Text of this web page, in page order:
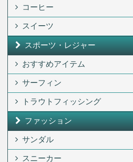
コーヒー
スイーツ
スポーツ・レジャー
おすすめアイテム
サーフィン
トラウトフィッシング
ファッション
サンダル
スニーカー